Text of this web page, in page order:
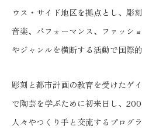
ウス・サイド地区を拠点とし、彫
音楽、パフォーマンス、ファッシ
やジャンルを横断する活動で国際
彫刻と都市計画の教育を受けたゲ
で陶芸を学ぶために初来日し、
人々やつくり手と交流するプログ